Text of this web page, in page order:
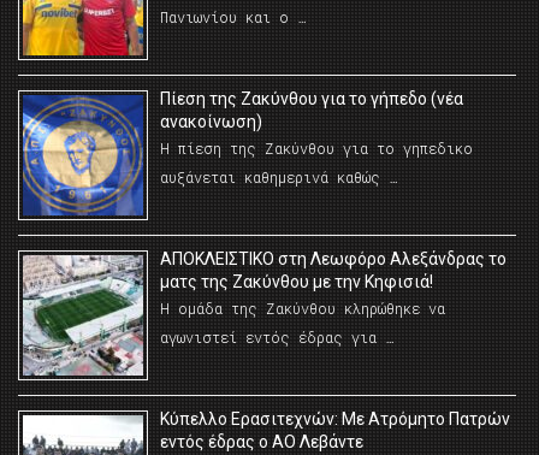
Πανιωνίου και ο …
Πίεση της Ζακύνθου για το γήπεδο (νέα
ανακοίνωση)
Η πίεση της Ζακύνθου για το γηπεδικο
αυξάνεται καθημερινά καθώς …
AΠΟΚΛΕΙΣΤΙΚΟ στη Λεωφόρο Αλεξάνδρας το
ματς της Ζακύνθου με την Κηφισιά!
Η ομάδα της Ζακύνθου κληρώθηκε να
αγωνιστεί εντός έδρας για …
Κύπελλο Ερασιτεχνών: Με Ατρόμητο Πατρών
εντός έδρας ο ΑΟ Λεβάντε